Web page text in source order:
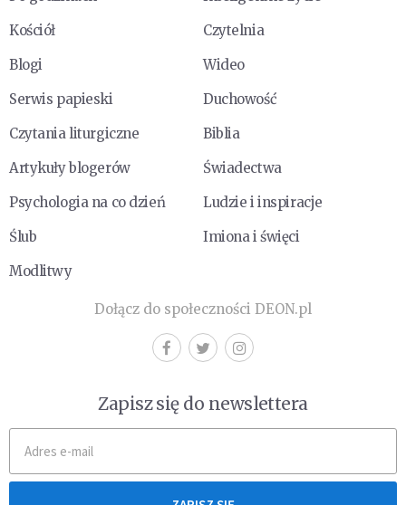
Kościół
Czytelnia
Blogi
Wideo
Serwis papieski
Duchowość
Czytania liturgiczne
Biblia
Artykuły blogerów
Świadectwa
Psychologia na co dzień
Ludzie i inspiracje
Ślub
Imiona i święci
Modlitwy
Dołącz do społeczności DEON.pl
Zapisz się do newslettera